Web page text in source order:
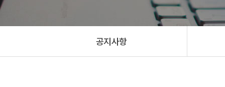
공지사항